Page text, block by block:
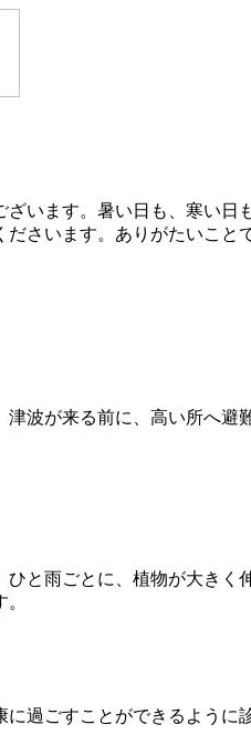
います。暑い日も、寒い日
さいます。ありがたいこと
波が来る前に、高い所へ避
と雨ごとに、植物が大きく
過ごすことができるように